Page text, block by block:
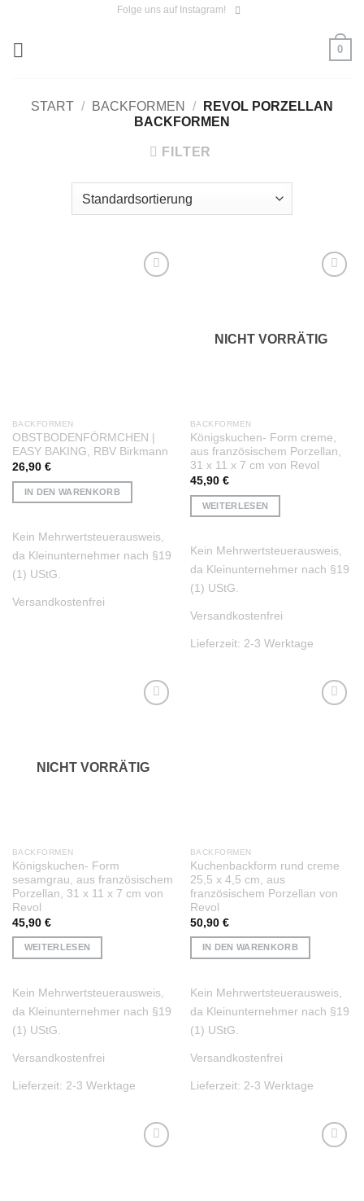
Folge uns auf Instagram!
0
START / BACKFORMEN /
REVOL PORZELLAN
BACKFORMEN
FILTER
BACKFORMEN
OBSTBODENFÖRMCHEN |
EASY BAKING, RBV Birkmann
26,90 €
IN DEN WARENKORB
Kein Mehrwertsteuerausweis,
da Kleinunternehmer nach §19
(1) UStG.
Versandkostenfrei
NICHT VORRÄTIG
BACKFORMEN
Königskuchen- Form creme,
aus französischem Porzellan,
31 x 11 x 7 cm von Revol
45,90 €
WEITERLESEN
Kein Mehrwertsteuerausweis,
da Kleinunternehmer nach §19
(1) UStG.
Versandkostenfrei
Lieferzeit: 2-3 Werktage
NICHT VORRÄTIG
BACKFORMEN
Königskuchen- Form
sesamgrau, aus französischem
Porzellan, 31 x 11 x 7 cm von
Revol
45,90 €
WEITERLESEN
Kein Mehrwertsteuerausweis,
da Kleinunternehmer nach §19
(1) UStG.
Versandkostenfrei
Lieferzeit: 2-3 Werktage
BACKFORMEN
Kuchenbackform rund creme
25,5 x 4,5 cm, aus
französischem Porzellan von
Revol
50,90 €
IN DEN WARENKORB
Kein Mehrwertsteuerausweis,
da Kleinunternehmer nach §19
(1) UStG.
Versandkostenfrei
Lieferzeit: 2-3 Werktage